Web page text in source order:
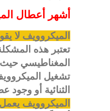
أشهر أعطال
الميكروويف لا
تعتبر هذه
المغناطيسي
تشغيل
الثنائية أو
لميكروويف